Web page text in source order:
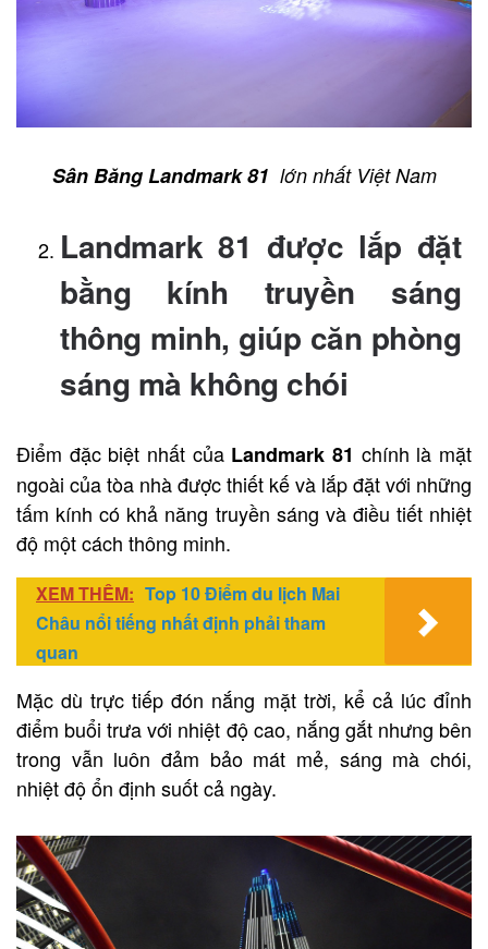
Sân Băng Landmark 81 lớn nhất Việt Nam
Landmark 81 được lắp đặt
bằng kính truyền sáng
thông minh, giúp căn phòng
sáng mà không chói
Điểm đặc biệt nhất của Landmark 81 chính là mặt
ngoài của tòa nhà được thiết kế và lắp đặt với những
tấm kính có khả năng truyền sáng và điều tiết nhiệt
độ một cách thông minh.
XEM THÊM: Top 10 Điểm du lịch Mai
Châu nổi tiếng nhất định phải tham
quan
Mặc dù trực tiếp đón nắng mặt trời, kể cả lúc đỉnh
điểm buổi trưa với nhiệt độ cao, nắng gắt nhưng bên
trong vẫn luôn đảm bảo mát mẻ, sáng mà chói,
nhiệt độ ổn định suốt cả ngày.